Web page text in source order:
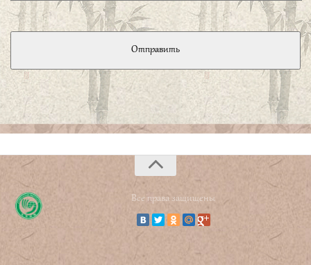
будет стремиться уклоняться [от наказаний] и не будет
испытывать стыда. Если же руководить пародом
посредством добродетели и поддерживать порядок при
помощи ритуала, народ будет знать стыд и он
исправится».
子曰、君子博学於文、约之以礼、亦可以弗
книг, ограничивает себя правилами этикета, он в
состоянии не изменять [принципам]».
子曰、吾十有五而志于学。三十而立。四十
而不惑。五十而知天命。六十而耳顺。七十